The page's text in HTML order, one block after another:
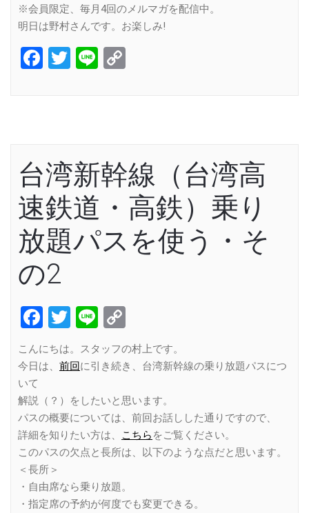
※会員限定、毎月4回のメルマガを配信中。
明日は野村さんです。お楽しみ!
Facebook
Twitter
Line
台湾新幹線（台湾高
速鉄道・高鉄）乗り
放題パスを使う・そ
の2
Facebook
Twitter
Line
Link
こんにちは。スタッフの村上です。
今日は、 前回に引き続き、台湾新幹線の乗り放題パスにつ
いて
解説（？）をしたいと思います。
パスの概要については、前回お話しした通りですので、
詳細を知りたい方は、
こちら をご覧ください。
このパスの欠点と長所は、以下のような点だと思います。
＜長所＞
・自由席なら乗り放題。
・指定席の予約が何度でも変更できる。